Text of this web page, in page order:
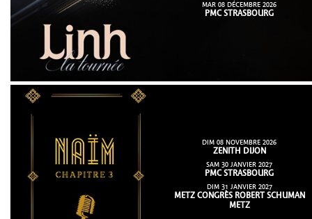
MAR 08 DÉCEMBRE 2026
PMC STRASBOURG
DIM 08 NOVEMBRE 2026
ZENITH DIJON
SAM 30 JANVIER 2027
PMC STRASBOURG
DIM 31 JANVIER 2027
METZ CONGRÈS ROBERT SCHUMAN
METZ